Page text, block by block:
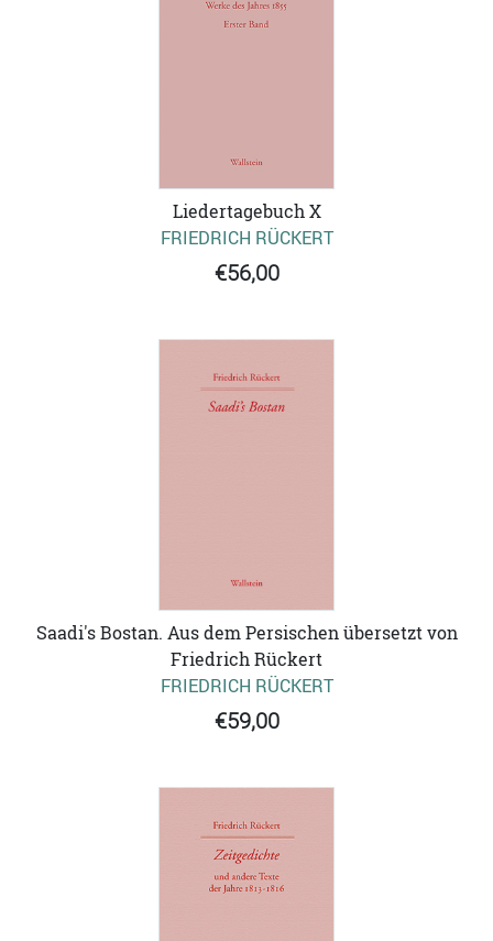
Liedertagebuch X
FRIEDRICH RÜCKERT
€56,00
Saadi's Bostan. Aus dem Persischen übersetzt von
Friedrich Rückert
FRIEDRICH RÜCKERT
€59,00